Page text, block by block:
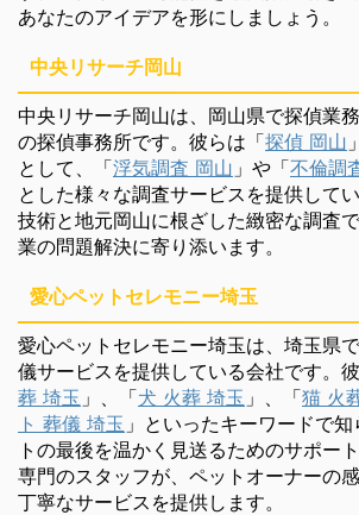
あなたのアイデアを形にしましょう。
中央リサーチ岡山
中央リサーチ岡山は、岡山県で探偵業
の探偵事務所です。彼らは「探偵 岡山
として、「浮気調査 岡山 」や「不倫調
とした様々な調査サービスを提供して
技術と地元岡山に根ざした緻密な調査
業の問題解決に寄り添います。
愛心ペットセレモニー埼玉
愛心ペットセレモニー埼玉は、埼玉県
儀サービスを提供している会社です。
葬 埼玉 」、「犬 火葬 埼玉 」、「猫 火
ト 葬儀 埼玉 」といったキーワードで
トの最後を温かく見送るためのサポー
専門のスタッフが、ペットオーナーの
丁寧なサービスを提供します。